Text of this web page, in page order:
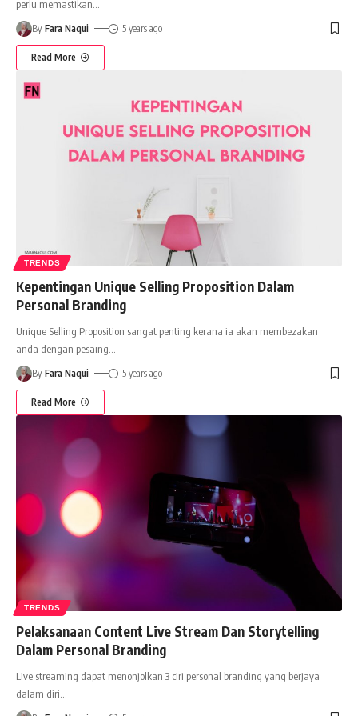
perlu memastikan
By Fara Naqui 5 years ago
Read More
TRENDS
Kepentingan Unique Selling Proposition Dalam
Personal Branding
Unique Selling Proposition sangat penting kerana ia akan membezakan
anda dengan pesaing
By Fara Naqui 5 years ago
Read More
TRENDS
Pelaksanaan Content Live Stream Dan Storytelling
Dalam Personal Branding
Live streaming dapat menonjolkan 3 ciri personal branding yang berjaya
dalam diri